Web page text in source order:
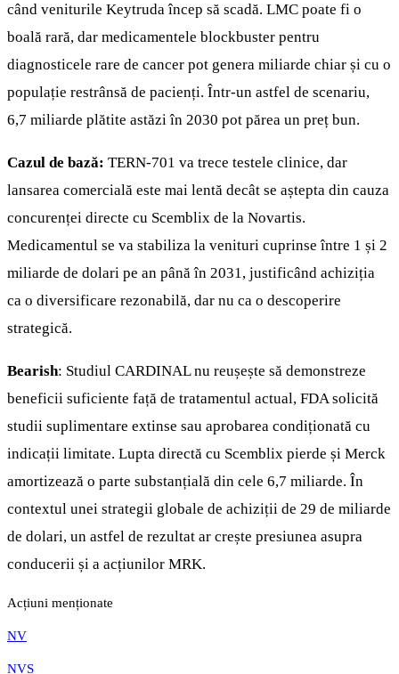
când veniturile Keytruda încep să scadă. LMC poate fi o
boală rară, dar medicamentele blockbuster pentru
diagnosticele rare de cancer pot genera miliarde chiar și cu o
populație restrânsă de pacienți. Într-un astfel de scenariu,
6,7 miliarde plătite astăzi în 2030 pot părea un preț bun.
Cazul de bază: TERN-701 va trece testele clinice, dar
lansarea comercială este mai lentă decât se aștepta din cauza
concurenței directe cu Scemblix de la Novartis.
Medicamentul se va stabiliza la venituri cuprinse între 1 și 2
miliarde de dolari pe an până în 2031, justificând achiziția
ca o diversificare rezonabilă, dar nu ca o descoperire
strategică.
Bearish: Studiul CARDINAL nu reușește să demonstreze
beneficii suficiente față de tratamentul actual, FDA solicită
studii suplimentare extinse sau aprobarea condiționată cu
indicații limitate. Lupta directă cu Scemblix pierde și Merck
amortizează o parte substanțială din cele 6,7 miliarde. În
contextul unei strategii globale de achiziții de 29 de miliarde
de dolari, un astfel de rezultat ar crește presiunea asupra
conducerii și a acțiunilor MRK.
Acțiuni menționate
NV
NVS